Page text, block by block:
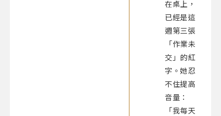
在桌上，
已經是這
週第三張
「作業未
交」的紅
字。她忍
不住提高
音量：
「我每天